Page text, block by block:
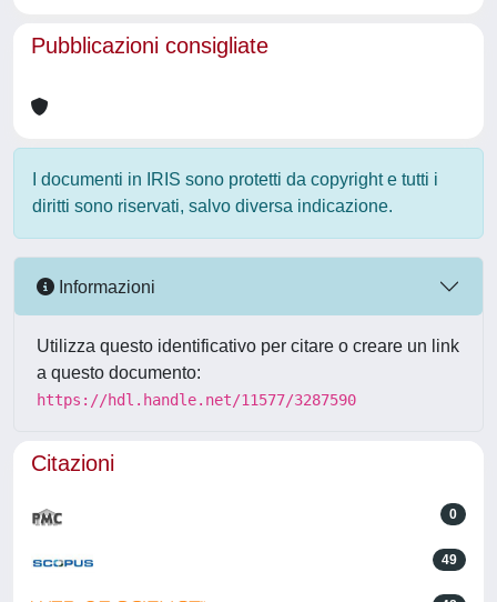
Pubblicazioni consigliate
I documenti in IRIS sono protetti da copyright e tutti i
diritti sono riservati, salvo diversa indicazione.
Informazioni
Utilizza questo identificativo per citare o creare un link
a questo documento:
https://hdl.handle.net/11577/3287590
Citazioni
0
49